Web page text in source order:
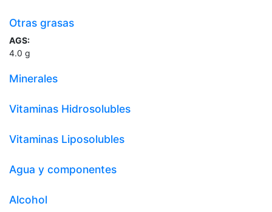
Otras grasas
AGS:
4.0 g
Minerales
Vitaminas Hidrosolubles
Vitaminas Liposolubles
Agua y componentes
Alcohol